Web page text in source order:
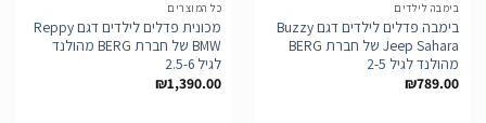
בימבה לילדים
בימבה פדלים לילדים דגם Buzzy
Jeep Sahara של חברת BERG
מהולנד לגיל 2-5
₪789.00
כל המוצרים
מכונית פדלים לילדים דגם Reppy
BMW של חברת BERG מהולנד
לגיל 2.5-6
₪1,390.00